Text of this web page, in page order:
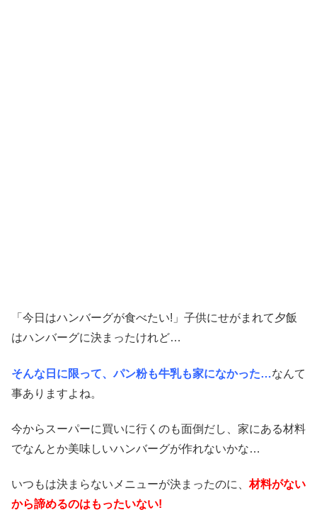
「今日はハンバーグが食べたい!」子供にせがまれて夕飯
はハンバーグに決まったけれど…
そんな日に限って、パン粉も牛乳も家になかった…なんて
事ありますよね。
今からスーパーに買いに行くのも面倒だし、家にある材料
でなんとか美味しいハンバーグが作れないかな…
いつもは決まらないメニューが決まったのに、材料がない
から諦めるのはもったいない!